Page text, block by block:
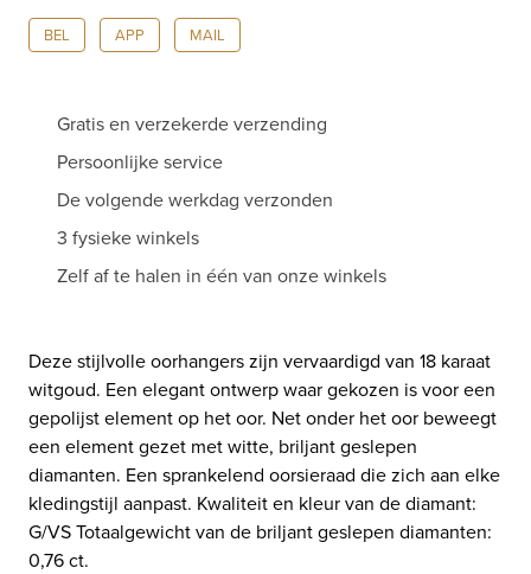
BEL APP MAIL
Gratis en verzekerde verzending
Persoonlijke service
De volgende werkdag verzonden
3 fysieke winkels
Zelf af te halen in één van onze winkels
Deze stijlvolle oorhangers zijn vervaardigd van 18 karaat
witgoud. Een elegant ontwerp waar gekozen is voor een
gepolijst element op het oor. Net onder het oor beweegt
een element gezet met witte, briljant geslepen
diamanten. Een sprankelend oorsieraad die zich aan elke
kledingstijl aanpast. Kwaliteit en kleur van de diamant:
G/VS Totaalgewicht van de briljant geslepen diamanten:
0,76 ct.